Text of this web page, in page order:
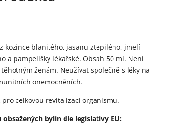
kozince blanitého, jasanu ztepilého, jmelí
a pampelišky lékařské. Obsah 50 ml. Není
ženám. Neužívat společně s léky na
onemocněních.
celkovou revitalizaci organismu.
bylin dle legislativy EU: